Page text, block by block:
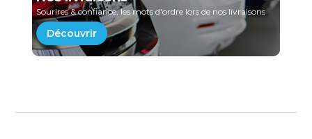
Sourires & confiance, les mots d'ordre lors de nos livraisons
Découvrir